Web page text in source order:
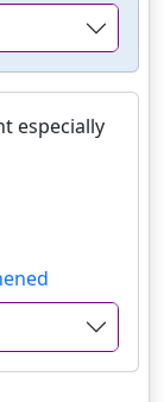
especially